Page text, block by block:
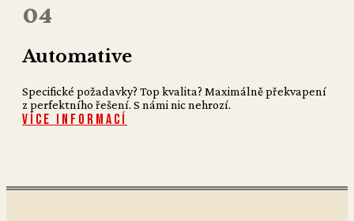
04
Automative
Specifické požadavky? Top kvalita? Maximálně překvapení
z perfektního řešení. S námi nic nehrozí.
Více informací